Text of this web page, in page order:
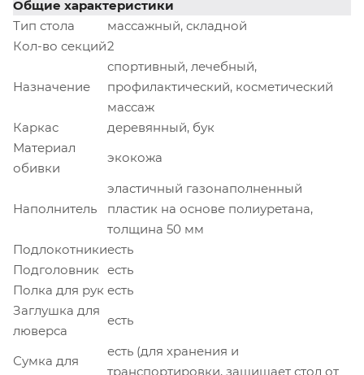
Общие характеристики
Тип стола
массажный, складной
Кол-во секций2
Назначение
спортивный, лечебный,
профилактический, косметический
массаж
Каркас
деревянный, бук
Материал
обивки
экокожа
Наполнитель
эластичный газонаполненный
пластик на основе полиуретана,
толщина 50 мм
Подлокотникиесть
Подголовник есть
Полка для рук есть
Заглушка для
люверса
есть
Сумка для
есть (для хранения и
транспортировки, защищает стол от